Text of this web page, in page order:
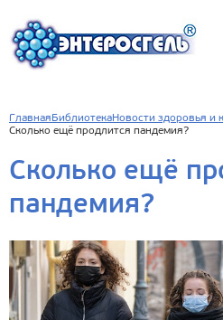
Главная БиблиотекаНовости здоровья и
Сколько ещё продлится пандемия?
Сколько ещё
пандемия?